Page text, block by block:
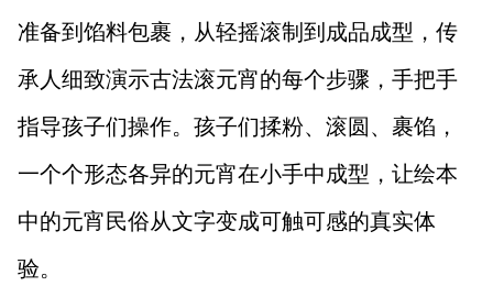
准备到馅料包裹，从轻摇滚制到成品成型，传
承人细致演示古法滚元宵的每个步骤，手把手
指导孩子们操作。孩子们揉粉、滚圆、裹馅，
一个个形态各异的元宵在小手中成型，让绘本
中的元宵民俗从文字变成可触可感的真实体
验。